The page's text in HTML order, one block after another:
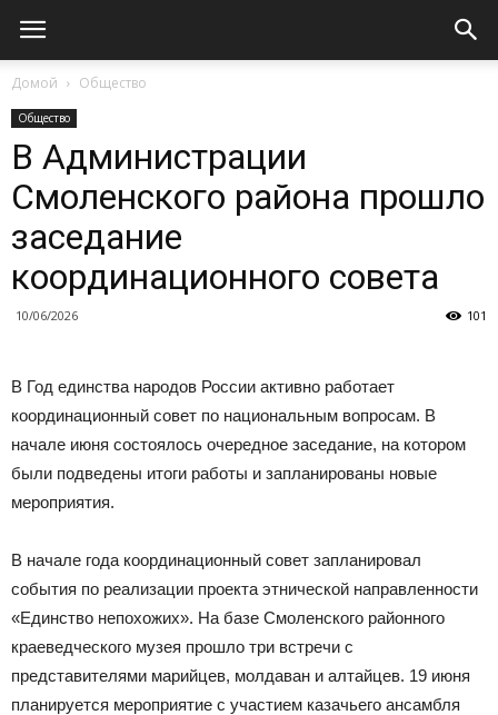
Домой Общество
Общество
В Администрации
Смоленского района прошло
заседание
координационного совета
10/06/2026 101
В Год единства народов России активно работает
координационный совет по национальным вопросам. В
начале июня состоялось очередное заседание, на котором
были подведены итоги работы и запланированы новые
мероприятия.
В начале года координационный совет запланировал
события по реализации проекта этнической направленности
«Единство непохожих». На базе Смоленского районного
краеведческого музея прошло три встречи с
представителями марийцев, молдаван и алтайцев. 19 июня
планируется мероприятие с участием казачьего ансамбля